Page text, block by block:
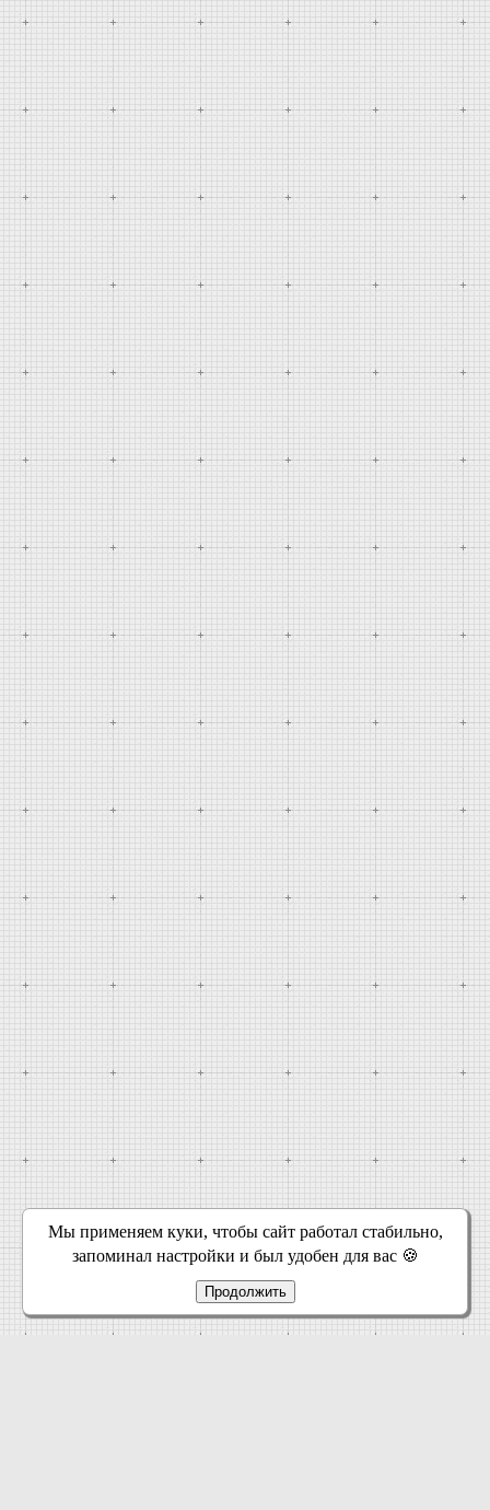
Мы применяем куки, чтобы сайт работал стабильно,
запоминал настройки и был удобен для вас 🍪
Продолжить